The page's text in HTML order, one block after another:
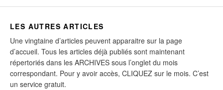
LES AUTRES ARTICLES
Une vingtaine d’articles peuvent apparaitre sur la page
d’accueil. Tous les articles déjà publiés sont maintenant
répertoriés dans les ARCHIVES sous l’onglet du mois
correspondant. Pour y avoir accès, CLIQUEZ sur le mois. C’est
un service gratuit.